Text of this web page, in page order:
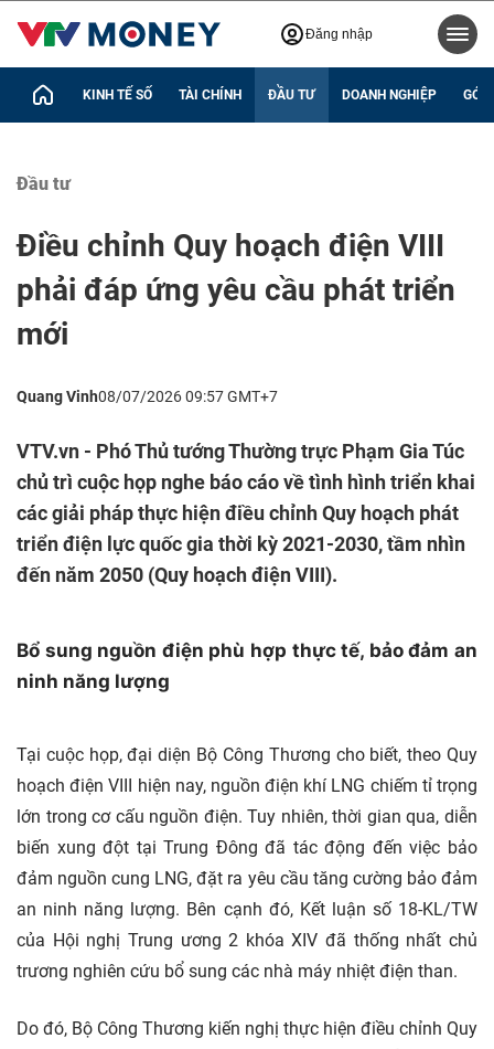
Đăng nhập
KINH TẾ SỐ TÀI CHÍNH ĐẦU TƯ DOANH NGHIỆP GÓC
Đầu tư
Điều chỉnh Quy hoạch điện VIII
phải đáp ứng yêu cầu phát triển
mới
Quang Vinh08/07/2026 09:57 GMT+7
VTV.vn - Phó Thủ tướng Thường trực Phạm Gia Túc
chủ trì cuộc họp nghe báo cáo về tình hình triển khai
các giải pháp thực hiện điều chỉnh Quy hoạch phát
triển điện lực quốc gia thời kỳ 2021-2030, tầm nhìn
đến năm 2050 (Quy hoạch điện VIII).
Bổ sung nguồn điện phù hợp thực tế, bảo đảm an
ninh năng lượng
Tại cuộc họp, đại diện Bộ Công Thương cho biết, theo Quy
hoạch điện VIII hiện nay, nguồn điện khí LNG chiếm tỉ trọng
lớn trong cơ cấu nguồn điện. Tuy nhiên, thời gian qua, diễn
biến xung đột tại Trung Đông đã tác động đến việc bảo
đảm nguồn cung LNG, đặt ra yêu cầu tăng cường bảo đảm
an ninh năng lượng. Bên cạnh đó, Kết luận số 18-KL/TW
của Hội nghị Trung ương 2 khóa XIV đã thống nhất chủ
trương nghiên cứu bổ sung các nhà máy nhiệt điện than.
Do đó, Bộ Công Thương kiến nghị thực hiện điều chỉnh Quy